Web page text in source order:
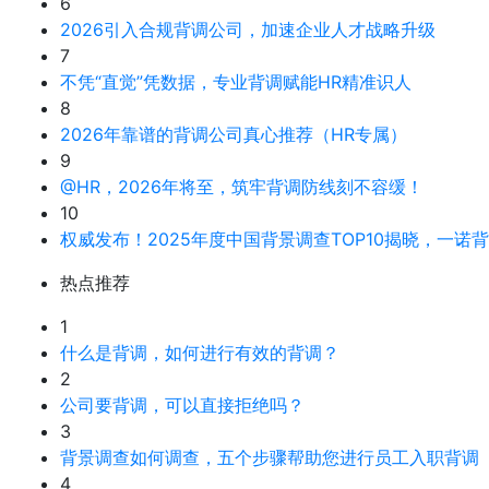
2026引入合规背调公司，加速企业人才战略升级
7
不凭“直觉”凭数据，专业背调赋能HR精准识人
8
2026年靠谱的背调公司真心推荐（HR专属）
9
@HR，2026年将至，筑牢背调防线刻不容缓！
10
权威发布！2025年度中国背景调查TOP10揭晓，一诺
热点推荐
1
什么是背调，如何进行有效的背调？
2
公司要背调，可以直接拒绝吗？
3
背景调查如何调查，五个步骤帮助您进行员工入职背调
4